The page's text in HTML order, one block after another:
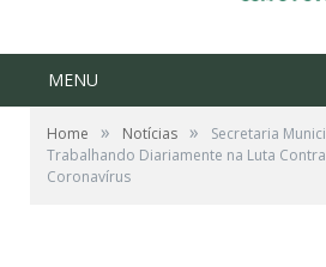
MENU
Home » Notícias »
Secretaria
Trabalhando Diariamente na Luta
Coronavírus